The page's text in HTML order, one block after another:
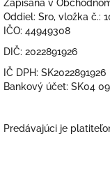
Zapísaná v
Oddiel: Sro, vložka č.:
IČO: 44949308
DIČ: 2022891926
IČ DPH: SK2022891926
Bankový účet: SK04
Predávajúci je